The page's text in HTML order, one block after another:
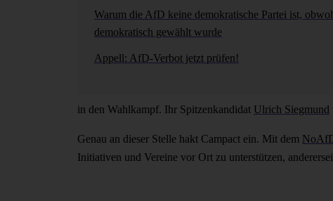
Warum die AfD keine demokratische Partei ist,
demokratisch gewählt wurde
Appell: AfD-Verbot jetzt prüfen!
in den Wahlkampf. Ihr Spitzenkandidat Ulrich Siegmund
Genau an dieser Stelle hakt Campact ein. Mit dem
Initiativen und Vereine vor Ort zu unterstützen,